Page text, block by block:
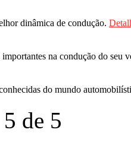
dinâmica de condução.
importantes na condução do seu
do mundo
de 5